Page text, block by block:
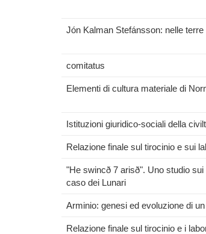
Jón Kalman Stefánsson: nelle terre
comitatus
Elementi di cultura materiale di
Istituzioni giuridico-sociali della
Relazione finale sul tirocinio e sui
"He swincð 7 arisð". Uno studio
caso dei Lunari
Arminio: genesi ed evoluzione di
Relazione finale sul tirocinio e i